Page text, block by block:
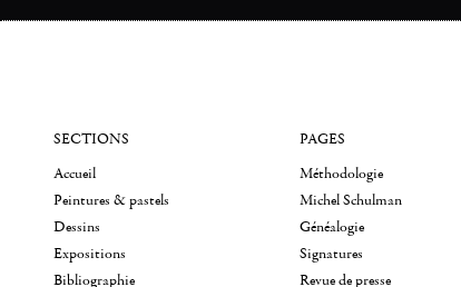
SECTIONS
Accueil
Peintures & pastels
Dessins
Expositions
Bibliographie
PAGES
Méthodologie
Michel Schulman
Généalogie
Signatures
Revue de presse